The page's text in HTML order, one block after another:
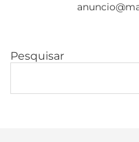
Pesquisar